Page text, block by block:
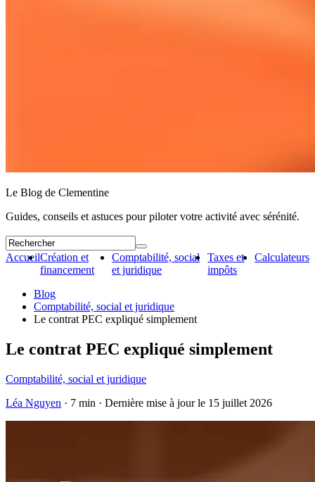
Le Blog de Clementine
Guides, conseils et astuces pour piloter votre activité avec sérénité.
AccueilCréation et
financement
Comptabilité, social
et juridique
Taxes et
impôts
Calculateurs
Blog
Comptabilité, social et juridique
Le contrat PEC expliqué simplement
Le contrat PEC expliqué simplement
Comptabilité, social et juridique
Léa Nguyen · 7 min · Dernière mise à jour le 15 juillet 2026